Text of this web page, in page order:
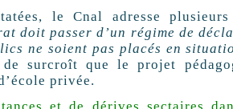
le Cnal adresse plusieurs
doit passer d’un régime de
ne soient pas placés en
de surcroît que le projet
privée.